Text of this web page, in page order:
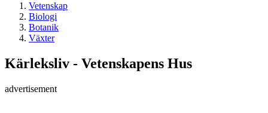
Vetenskap
Biologi
Botanik
Växter
Kärleksliv - Vetenskapens Hus
advertisement